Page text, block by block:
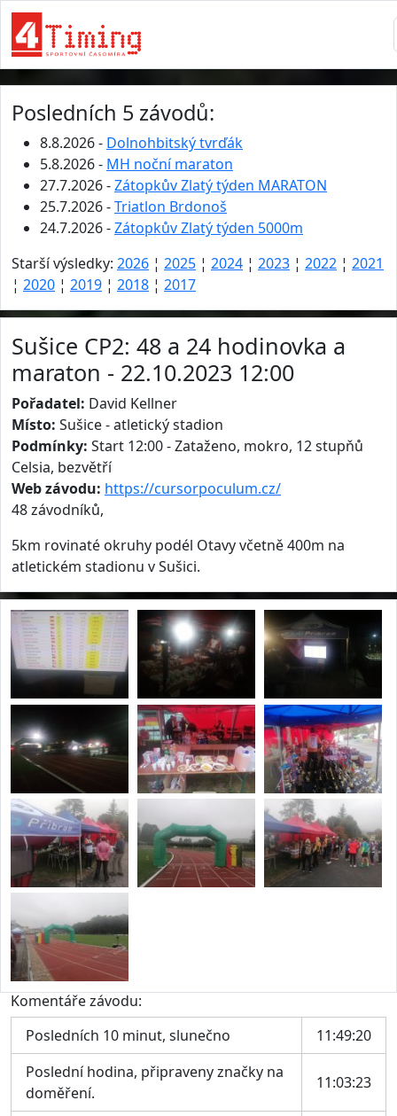
Posledních 5 závodů:
8.8.2026 - Dolnohbitský tvrďák
5.8.2026 - MH noční maraton
27.7.2026 -Zátopkův Zlatý týden MARATON
25.7.2026 -Triatlon Brdonoš
24.7.2026 -Zátopkův Zlatý týden 5000m
Starší výsledky: 2026 ¦ 2025 ¦ 2024 ¦ 2023 ¦ 2022 ¦ 2021
¦ 2020 ¦ 2019 ¦ 2018 ¦ 2017
Sušice CP2: 48 a 24 hodinovka a
maraton - 22.10.2023 12:00
Pořadatel: David Kellner
Místo: Sušice - atletický stadion
Podmínky: Start 12:00 - Zataženo, mokro, 12 stupňů
Celsia, bezvětří
Web závodu: https://cursorpoculum.cz/
48 závodníků,
5km rovinaté okruhy podél Otavy včetně 400m na
atletickém stadionu v Sušici.
Komentáře závodu:
Posledních 10 minut, slunečno
11:49:20
Poslední hodina, připraveny značky na
doměření.
11:03:23